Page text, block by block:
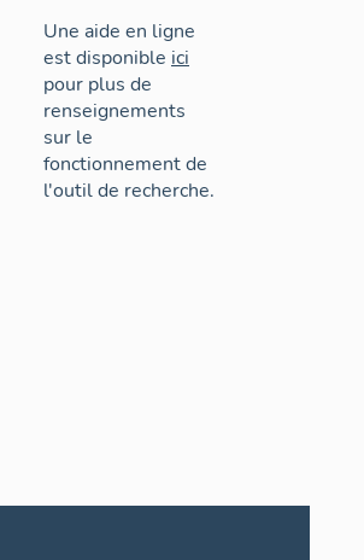
Une aide en ligne
est disponible ici
pour plus de
renseignements
sur le
fonctionnement de
l'outil de recherche.